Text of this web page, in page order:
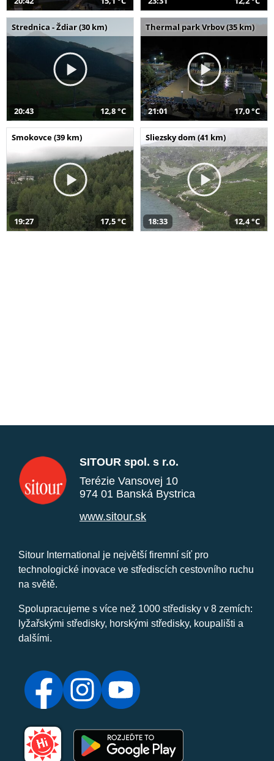
Strednica - Ždiar (30 km)
20:43 12,8 °C
Thermal park Vrbov (35 km)
21:01 17,0 °C
Smokovce (39 km)
19:27 17,5 °C
Sliezsky dom (41 km)
18:33 12,4 °C
SITOUR spol. s r.o.
Terézie Vansovej 10
974 01 Banská Bystrica
www.sitour.sk
Sitour International je největší firemní síť pro
technologické inovace ve střediscích cestovního ruchu
na světě.
Spolupracujeme s více než 1000 středisky v 8 zemích:
lyžařskými středisky, horskými středisky, koupališti a
dalšími.